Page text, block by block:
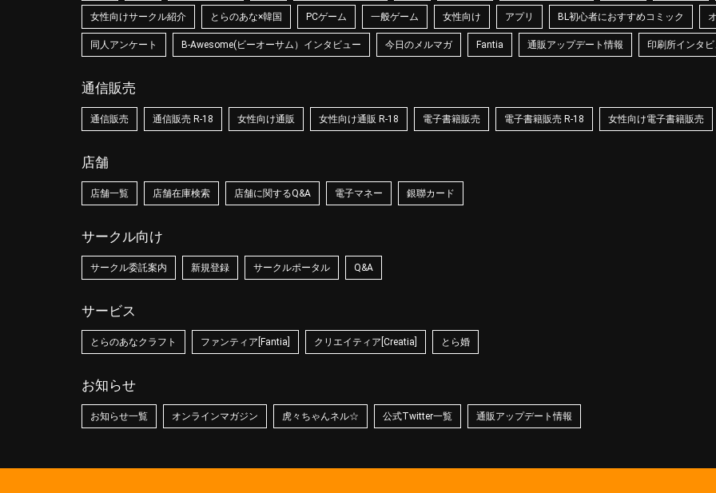
女性向けサークル紹介 とらのあな×韓国 PCゲーム 一般ゲーム 女性向け アプリ BL初心者におすすめコミック
同人アンケート B-Awesome(ビーオーサム）インタビュー 今日のメルマガ Fantia 通販アップデート情報 印刷所インタ
通信販売
通信販売 通信販売 R-18 女性向け通販 女性向け通販 R-18 電子書籍販売 電子書籍販売 R-18 女性向け電子書籍販売
店舗
店舗一覧 店舗在庫検索 店舗に関するQ&A 電子マネー 銀聯カード
サークル向け
サークル委託案内 新規登録 サークルポータル Q&A
サービス
とらのあなクラフト ファンティア[Fantia] クリエイティア[Creatia] とら婚
お知らせ
お知らせ一覧 オンラインマガジン 虎々ちゃんネル☆ 公式Twitter一覧 通販アップデート情報